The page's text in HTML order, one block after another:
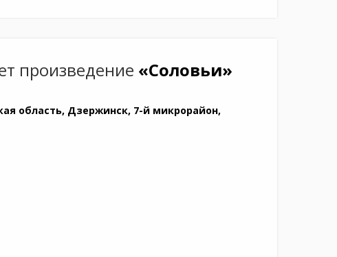
произведение «Соловьи»
область, Дзержинск, 7-й микрорайон,